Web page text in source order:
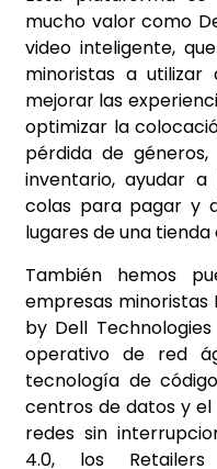
mucho valor como
video inteligente,
minoristas a
mejorar las
optimizar la
pérdida de
inventario, ayudar
colas para pagar y
lugares de una
También hemos
empresas minoristas
by Dell
operativo de red
tecnología de
centros de datos y
redes sin
4.0, los